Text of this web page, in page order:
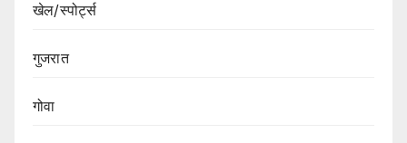
खेल/स्पोर्ट्स
गुजरात
गोवा